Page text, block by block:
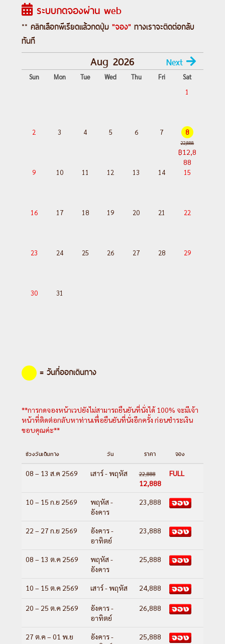
Center – น้ำพุไม้ไผ่ SKP – ตึกแฝด
Day 6 :เฉิงตู - เมืองโบราณลั่วไต้ - ถนน
โบราณซอยกว้างซอยแคบ - ร้าน POP MART
–
สนามบินเฉิงตูเทียนฟู่ - สนามบินสุวรรณภูมิ
(กรุงเทพฯ)
ระบบกดจองผ่าน web
** คลิกเลือกพีเรียดแล้วกดปุ่ม "จอง" ทางเราจะติดต่อกลับ
ทันที
Aug 2026 Next
Sun Mon Tue Wed Thu Fri
Sat
1
2 3 4 5 6 7 8
22,888
฿12,8
88
9 10 11 12 13 14 15
16 17 18 19 20 21 22
23 24 25 26 27 28 29
30 31
= วันที่ออกเดินทาง
**การกดจองหน้าเวปยังไม่สามารถยืนยันที่นั่งได้ 100% จะมีเจ้า
หน้าที่ติดต่อกลับหาท่านเพื่อยืนยันที่นั่งอีกครั้ง ก่อนชำระเงิน
ขอบคุณค่ะ**
ช่วงวันเดินทาง วัน ราคา จอง
08 – 13 ส.ค 2569 เสาร์ - พฤหัส 22,888
12,888
FULL
10 – 15 ก.ย 2569
พฤหัส -
อังคาร
23,888
22 – 27 ก.ย 2569
อังคาร -
อาทิตย์
23,888
08 – 13 ต.ค 2569
พฤหัส -
อังคาร
25,888
10 – 15 ต.ค 2569 เสาร์ - พฤหัส 24,888
20 – 25 ต.ค 2569
อังคาร -
อาทิตย์
26,888
27 ต.ค – 01 พ.ย
อังคาร -
25,888